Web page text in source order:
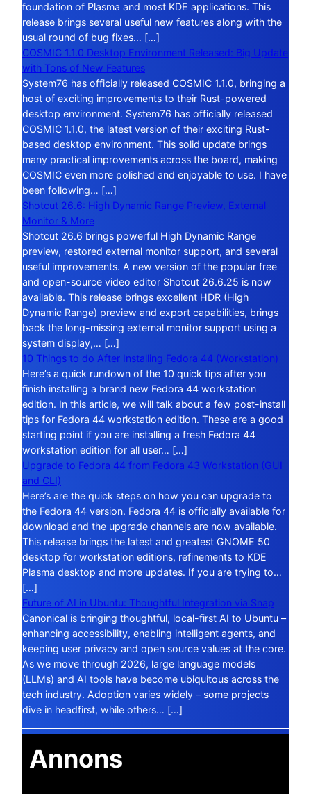
foundation of Plasma and most KDE applications. This
release brings several useful new features along with the
usual round of bug fixes… […]
COSMIC 1.1.0 Desktop Environment Released: Big Update
with Tons of New Features
System76 has officially released COSMIC 1.1.0, bringing a
host of exciting improvements to their Rust-powered
desktop environment. System76 has officially released
COSMIC 1.1.0, the latest version of their exciting Rust-
based desktop environment. This solid update brings
many practical improvements across the board, making
COSMIC even more polished and enjoyable to use. I have
been following… […]
Shotcut 26.6: High Dynamic Range Preview, External
Monitor & More
Shotcut 26.6 brings powerful High Dynamic Range
preview, restored external monitor support, and several
useful improvements. A new version of the popular free
and open-source video editor Shotcut 26.6.25 is now
available. This release brings excellent HDR (High
Dynamic Range) preview and export capabilities, brings
back the long-missing external monitor support using a
system display,… […]
10 Things to do After Installing Fedora 44 (Workstation)
Here’s a quick rundown of the 10 quick tips after you
finish installing a brand new Fedora 44 workstation
edition. In this article, we will talk about a few post-install
tips for Fedora 44 workstation edition. These are a good
starting point if you are installing a fresh Fedora 44
workstation edition for all user… […]
Upgrade to Fedora 44 from Fedora 43 Workstation (GUI
and CLI)
Here’s are the quick steps on how you can upgrade to
the Fedora 44 version. Fedora 44 is officially available for
download and the upgrade channels are now available.
This release brings the latest and greatest GNOME 50
desktop for workstation editions, refinements to KDE
Plasma desktop and more updates. If you are trying to…
[…]
Future of AI in Ubuntu: Thoughtful Integration via Snap
Canonical is bringing thoughtful, local-first AI to Ubuntu –
enhancing accessibility, enabling intelligent agents, and
keeping user privacy and open source values at the core.
As we move through 2026, large language models
(LLMs) and AI tools have become ubiquitous across the
tech industry. Adoption varies widely – some projects
dive in headfirst, while others… […]
Annons